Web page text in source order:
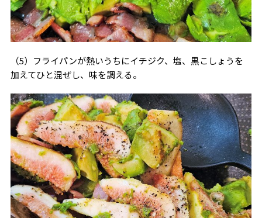
（5）フライパンが熱いうちにイチジク、塩、黒こしょうを
加えてひと混ぜし、味を調える。